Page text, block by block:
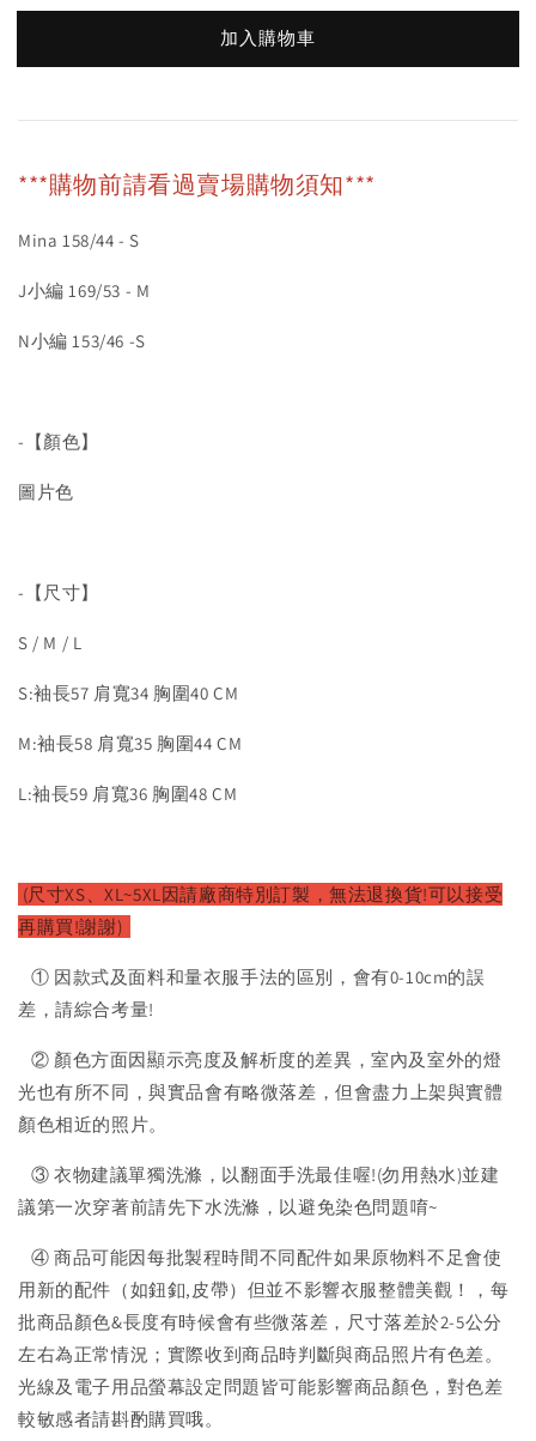
加入購物車
***購物前請看過賣場購物須知***
Mina 158/44 - S
J小編 169/53 - M
N小編 153/46 -S
-【顏色】
圖片色
-【尺寸】
S / M / L
S:袖長57 肩寬34 胸圍40 CM
M:袖長58 肩寬35 胸圍44 CM
L:袖長59 肩寬36 胸圍48 CM
(尺寸XS、XL~5XL因請廠商特別訂製，無法退換貨!可以接受
再購買!謝謝)
① 因款式及面料和量衣服手法的區別，會有0-10cm的誤
差，請綜合考量!
② 顏色方面因顯示亮度及解析度的差異，室內及室外的燈
光也有所不同，與實品會有略微落差，但會盡力上架與實體
顏色相近的照片。
③ 衣物建議單獨洗滌，以翻面手洗最佳喔!(勿用熱水)並建
議第一次穿著前請先下水洗滌，以避免染色問題唷~
④ 商品可能因每批製程時間不同配件如果原物料不足會使
用新的配件（如鈕釦,皮帶）但並不影響衣服整體美觀！，每
批商品顏色&長度有時候會有些微落差，尺寸落差於2-5公分
左右為正常情況；實際收到商品時判斷與商品照片有色差。
光線及電子用品螢幕設定問題皆可能影響商品顏色，對色差
較敏感者請斟酌購買哦。